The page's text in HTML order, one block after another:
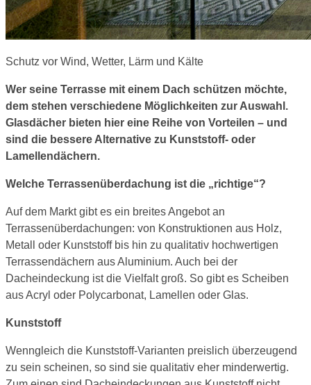
Schutz vor Wind, Wetter, Lärm und Kälte
Wer seine Terrasse mit einem Dach schützen möchte,
dem stehen verschiedene Möglichkeiten zur Auswahl.
Glasdächer bieten hier eine Reihe von Vorteilen – und
sind die bessere Alternative zu Kunststoff- oder
Lamellendächern.
Welche Terrassenüberdachung ist die „richtige“?
Auf dem Markt gibt es ein breites Angebot an
Terrassenüberdachungen: von Konstruktionen aus Holz,
Metall oder Kunststoff bis hin zu qualitativ hochwertigen
Terrassendächern aus Aluminium. Auch bei der
Dacheindeckung ist die Vielfalt groß. So gibt es Scheiben
aus Acryl oder Polycarbonat, Lamellen oder Glas.
Kunststoff
Wenngleich die Kunststoff-Varianten preislich überzeugend
zu sein scheinen, so sind sie qualitativ eher minderwertig.